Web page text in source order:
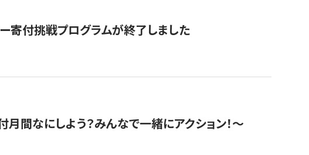
寄付挑戦プログラムが終了しました
間なにしよう？みんなで一緒にアクション！〜